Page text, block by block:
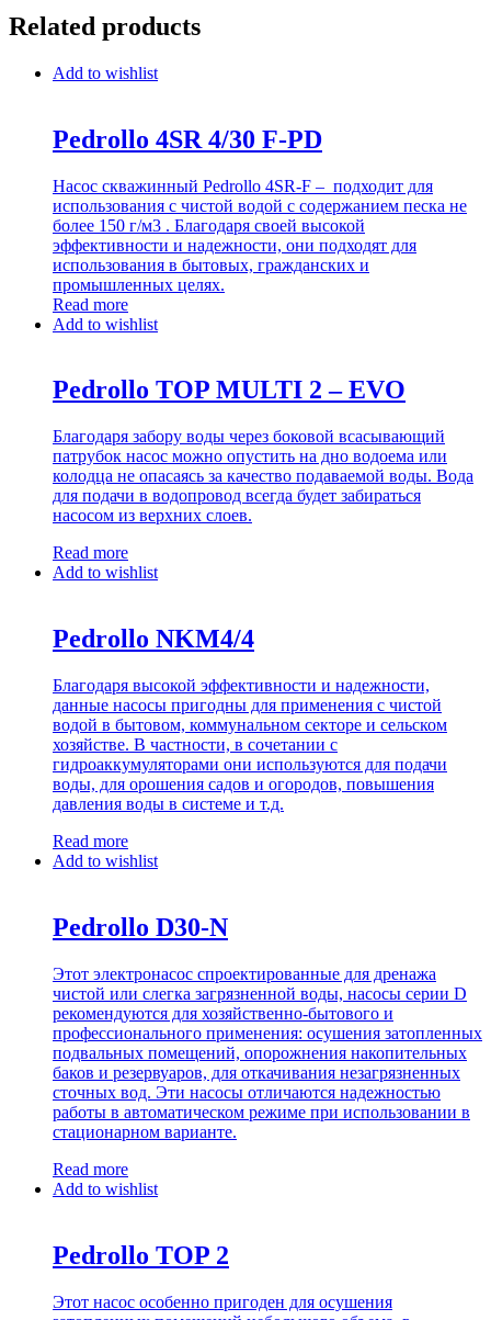
Related products
Add to wishlist
Pedrollo 4SR 4/30 F-PD
Насос скважинный Pedrollo 4SR-F – подходит для
использования с чистой водой с содержанием песка не
более 150 г/м3 . Благодаря своей высокой
эффективности и надежности, они подходят для
использования в бытовых, гражданских и
промышленных целях.
Read more
Add to wishlist
Pedrollo TOP MULTI 2 – EVO
Благодаря забору воды через боковой всасывающий
патрубок насос можно опустить на дно водоема или
колодца не опасаясь за качество подаваемой воды. Вода
для подачи в водопровод всегда будет забираться
насосом из верхних слоев.
Read more
Add to wishlist
Pedrollo NKM4/4
Благодаря высокой эффективности и надежности,
данные насосы пригодны для применения с чистой
водой в бытовом, коммунальном секторе и сельском
хозяйстве. В частности, в сочетании с
гидроаккумуляторами они используются для подачи
воды, для орошения садов и огородов, повышения
давления воды в системе и т.д.
Read more
Add to wishlist
Pedrollo D30-N
Этот электронасос спроектированные для дренажа
чистой или слегка загрязненной воды, насосы серии D
рекомендуются для хозяйственно-бытового и
профессионального применения: осушения затопленных
подвальных помещений, опорожнения накопительных
баков и резервуаров, для откачивания незагрязненных
сточных вод. Эти насосы отличаются надежностью
работы в автоматическом режиме при использовании в
стационарном варианте.
Read more
Add to wishlist
Pedrollo TOP 2
Этот насос особенно пригоден для осушения